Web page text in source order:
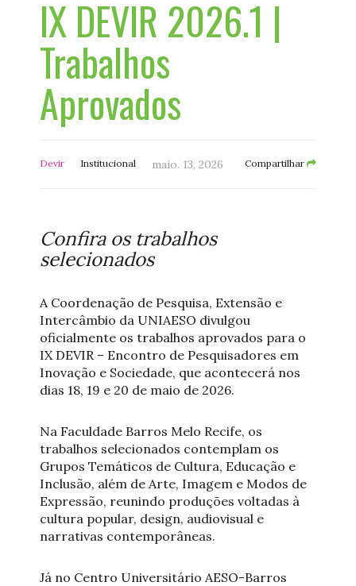
IX DEVIR 2026.1 |
Trabalhos
Aprovados
Devir Institucional maio. 13, 2026 Compartilhar
Confira os trabalhos
selecionados
A Coordenação de Pesquisa, Extensão e
Intercâmbio da UNIAESO divulgou
oficialmente os trabalhos aprovados para o
IX DEVIR – Encontro de Pesquisadores em
Inovação e Sociedade, que acontecerá nos
dias 18, 19 e 20 de maio de 2026.
Na Faculdade Barros Melo Recife, os
trabalhos selecionados contemplam os
Grupos Temáticos de Cultura, Educação e
Inclusão, além de Arte, Imagem e Modos de
Expressão, reunindo produções voltadas à
cultura popular, design, audiovisual e
narrativas contemporâneas.
Já no Centro Universitário AESO-Barros